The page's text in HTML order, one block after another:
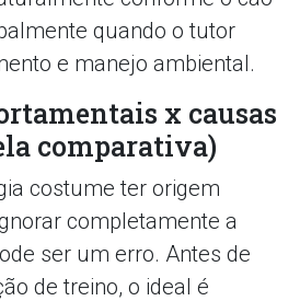
quando o tutor
e manejo ambiental.
x causas
comparativa)
costume ter origem
completamente a
ser um erro. Antes de
de treino, o ideal é